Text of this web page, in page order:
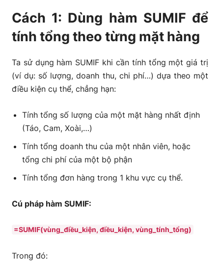
Cách 1: Dùng hàm SUMIF để
tính tổng theo từng mặt hàng
Ta sử dụng hàm SUMIF khi cần tính tổng một giá trị
(ví dụ: số lượng, doanh thu, chi phí…) dựa theo một
điều kiện cụ thể, chẳng hạn:
Tính tổng số lượng của một mặt hàng nhất định
(Táo, Cam, Xoài,…)
Tính tổng doanh thu của một nhân viên, hoặc
tổng chi phí của một bộ phận
Tính tổng đơn hàng trong 1 khu vực cụ thể.
Cú pháp hàm SUMIF:
=SUMIF(vùng_điều_kiện, điều_kiện, vùng_tính_tổng)
Trong đó: